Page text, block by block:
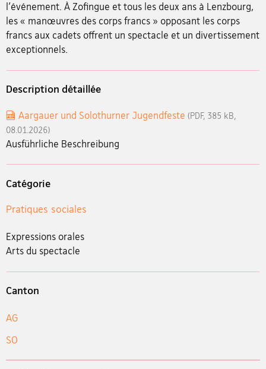
l'événement. À Zofingue et tous les deux ans à Lenzbourg,
les « manœuvres des corps francs » opposant les corps
francs aux cadets offrent un spectacle et un divertissement
exceptionnels.
Description détaillée
Aargauer und Solothurner Jugendfeste (PDF, 385 kB,
08.01.2026)
Ausführliche Beschreibung
Catégorie
Pratiques sociales
Expressions orales
Arts du spectacle
Canton
AG
SO